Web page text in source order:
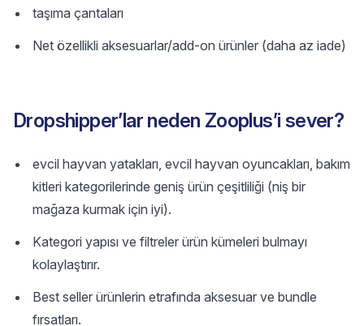
taşıma çantaları
Net özellikli aksesuarlar/add-on ürünler (daha az iade)
Dropshipper’lar neden Zooplus’i sever?
evcil hayvan yatakları, evcil hayvan oyuncakları, bakım
kitleri kategorilerinde geniş ürün çeşitliliği (niş bir
mağaza kurmak için iyi).
Kategori yapısı ve filtreler ürün kümeleri bulmayı
kolaylaştırır.
Best seller ürünlerin etrafında aksesuar ve bundle
fırsatları.